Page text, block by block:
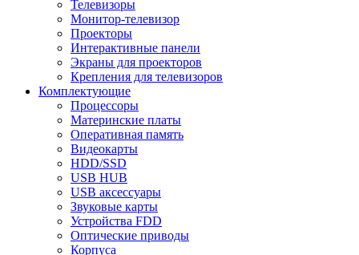
Телевизоры
Монитор-телевизор
Проекторы
Интерактивные панели
Экраны для проекторов
Крепления для телевизоров
Комплектующие
Процессоры
Материнские платы
Оперативная память
Видеокарты
HDD/SSD
USB HUB
USB аксессуары
Звуковые карты
Устройства FDD
Оптические приводы
Корпуса